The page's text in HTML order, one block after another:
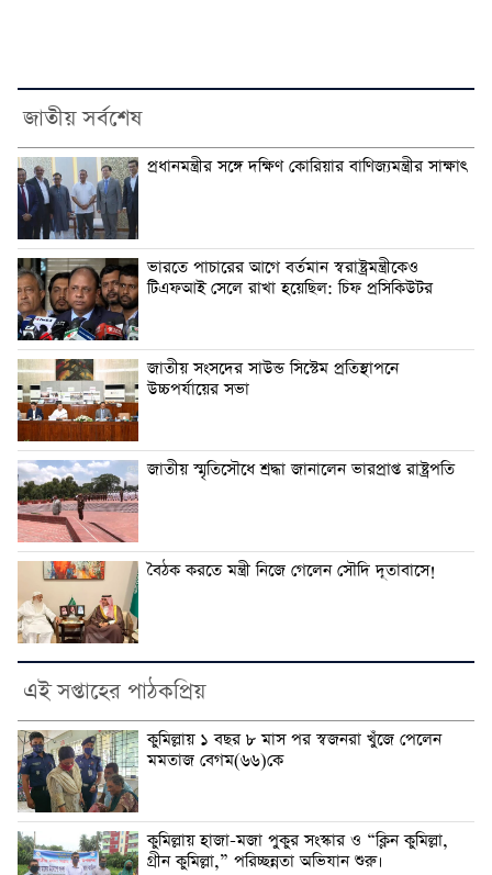
জাতীয় সর্বশেষ
প্রধানমন্ত্রীর সঙ্গে দক্ষিণ কোরিয়ার বাণিজ্যমন্ত্রীর সাক্ষাৎ
ভারতে পাচারের আগে বর্তমান স্বরাষ্ট্রমন্ত্রীকেও
টিএফআই সেলে রাখা হয়েছিল: চিফ প্রসিকিউটর
জাতীয় সংসদের সাউন্ড সিস্টেম প্রতিস্থাপনে
উচ্চপর্যায়ের সভা
জাতীয় স্মৃতিসৌধে শ্রদ্ধা জানালেন ভারপ্রাপ্ত রাষ্ট্রপতি
বৈঠক করতে মন্ত্রী নিজে গেলেন সৌদি দূতাবাসে!
এই সপ্তাহের পাঠকপ্রিয়
কুমিল্লায় ১ বছর ৮ মাস পর স্বজনরা খুঁজে পেলেন
মমতাজ বেগম(৬৬)কে
কুমিল্লায় হাজা-মজা পুকুর সংস্কার ও “ক্লিন কুমিল্লা,
গ্রীন কুমিল্লা,” পরিচ্ছন্নতা অভিযান শুরু।